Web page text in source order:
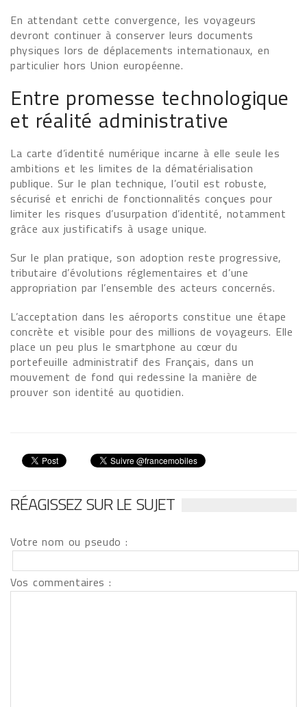
En attendant cette convergence, les voyageurs
devront continuer à conserver leurs documents
physiques lors de déplacements internationaux, en
particulier hors Union européenne.
Entre promesse technologique
et réalité administrative
La carte d’identité numérique incarne à elle seule les
ambitions et les limites de la dématérialisation
publique. Sur le plan technique, l’outil est robuste,
sécurisé et enrichi de fonctionnalités conçues pour
limiter les risques d’usurpation d’identité, notamment
grâce aux justificatifs à usage unique.
Sur le plan pratique, son adoption reste progressive,
tributaire d’évolutions réglementaires et d’une
appropriation par l’ensemble des acteurs concernés.
L’acceptation dans les aéroports constitue une étape
concrète et visible pour des millions de voyageurs. Elle
place un peu plus le smartphone au cœur du
portefeuille administratif des Français, dans un
mouvement de fond qui redessine la manière de
prouver son identité au quotidien.
RÉAGISSEZ SUR LE SUJET
Votre nom ou pseudo :
Vos commentaires :